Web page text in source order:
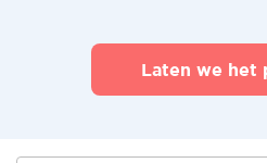
Laten we het